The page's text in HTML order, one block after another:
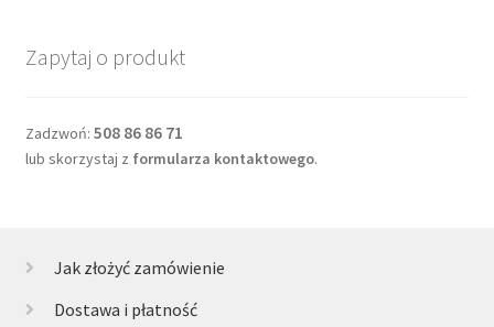
Zapytaj o produkt
Zadzwoń: 508 86 86 71
lub skorzystaj z formularza kontaktowego.
Jak złożyć zamówienie
Dostawa i płatność